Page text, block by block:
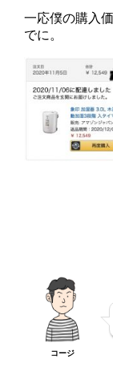
一応僕の購入
でに。
コージ